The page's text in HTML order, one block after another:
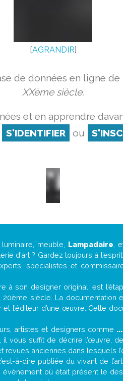
[AGRANDIR]
de données en ligne de
XXème siècle.
et en apprendre
S'IDENTIFIER ou
luminaire, meuble, Lampadaire ,
d’art ? Gardez toujours à
spécialistes et
à son designer original, est
20ème siècle. La
l’éditeur d’une œuvre. Cette
artistes et designers comme ...
il vous suffit de décrire l’œuvre,
revues anciennes dans lesquels
à-dire publiée du vivant de
où était présent le